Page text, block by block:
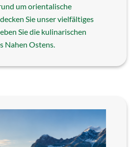
um orientalische
Sie unser vielfältiges
Sie die kulinarischen
Nahen Ostens.